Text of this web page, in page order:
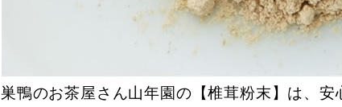
巣鴨のお茶屋さん山年園の【椎茸粉末】は、